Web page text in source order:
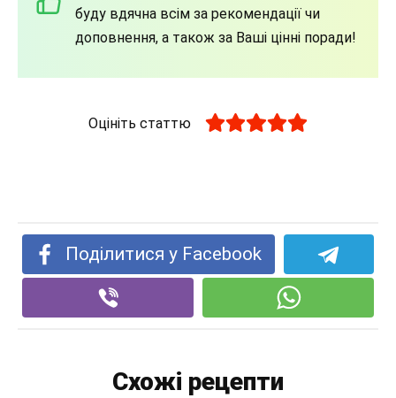
буду вдячна всім за рекомендації чи
доповнення, а також за Ваші цінні поради!
Оцініть статтю
Поділитися у Facebook
Схожі рецепти